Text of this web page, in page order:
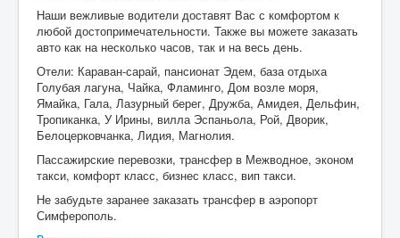
Наши вежливые водители доставят Вас с комфортом к
любой достопримечательности. Также вы можете заказать
авто как на несколько часов, так и на весь день.
Отели: Караван-сарай, пансионат Эдем, база отдыха
Голубая лагуна, Чайка, Фламинго, Дом возле моря,
Ямайка, Гала, Лазурный берег, Дружба, Амидея, Дельфин,
Тропиканка, У Ирины, вилла Эспаньола, Рой, Дворик,
Белоцерковчанка, Лидия, Магнолия.
Пассажирские перевозки, трансфер в Межводное, эконом
такси, комфорт класс, бизнес класс, вип такси.
Не забудьте заранее заказать трансфер в аэропорт
Симферополь.